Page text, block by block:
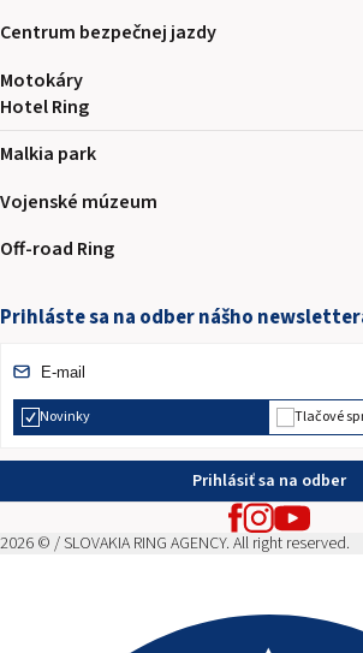
Centrum bezpečnej jazdy
Motokáry
Hotel Ring
Malkia park
Vojenské múzeum
Off-road Ring
Prihláste sa na odber nášho
Novinky Tlačové
Prihlásiť sa na odber
2026 © / SLOVAKIA RING AGENCY. All right reserved.